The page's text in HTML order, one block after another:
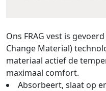
Ons FRAG vest is
Change Material)
materiaal actief de
maximaal comfort.
Absorbeert, slaat op